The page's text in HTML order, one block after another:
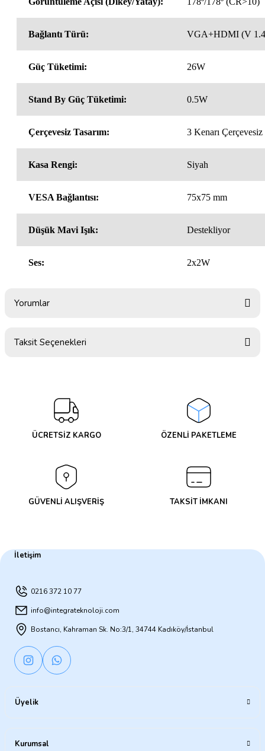
Bağlantı Türü: VGA+HDMI (V
Güç Tüketimi: 26W
Stand By Güç Tüketimi: 0.5W
Çerçevesiz Tasarım: 3 Kenarı Çerçevesiz
Kasa Rengi: Siyah
VESA Bağlantısı: 75x75 mm
Düşük Mavi Işık: Destekliyor
Ses: 2x2W
Yorumlar
Taksit Seçenekleri
ÜCRETSİZ KARGO ÖZENLİ PAKETLEME
GÜVENLİ ALIŞVERİŞ TAKSİT İMKANI
İletişim
0216 372 10 77
info@integrateknoloji.com
Bostancı, Kahraman Sk. No:3/1, 34744 Kadıköy/İstanbul
Üyelik
Kurumsal